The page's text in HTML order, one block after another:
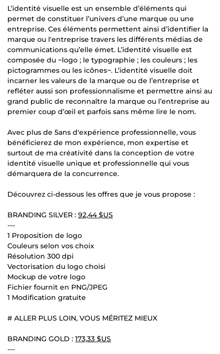
L’identité visuelle est un ensemble d’éléments qui
permet de constituer l’univers d’une marque ou une
entreprise. Ces éléments permettent ainsi d’identifier la
marque ou l'entreprise travers les différents médias de
communications qu’elle émet. L’identité visuelle est
composée du ~logo ; le typographie ; les couleurs ; les
pictogrammes ou les icônes~. L’identité visuelle doit
incarner les valeurs de la marque ou de l’entreprise et
refléter aussi son professionnalisme et permettre ainsi au
grand public de reconnaître la marque ou l’entreprise au
premier coup d’œil et parfois sans même lire le nom.
Avec plus de 5ans d'expérience professionnelle, vous
bénéficierez de mon expérience, mon expertise et
surtout de ma créativité dans la conception de votre
identité visuelle unique et professionnelle qui vous
démarquera de la concurrence.
Découvrez ci-dessous les offres que je vous propose :
BRANDING SILVER : 92,44 $US
---
1 Proposition de logo
Couleurs selon vos choix
Résolution 300 dpi
Vectorisation du logo choisi
Mockup de votre logo
Fichier fournit en PNG/JPEG
1 Modification gratuite
# ALLER PLUS LOIN, VOUS MÉRITEZ MIEUX
BRANDING GOLD : 173,33 $US
---